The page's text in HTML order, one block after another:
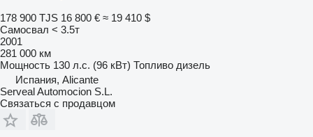
178 900 TJS 16 800 € ≈ 19 410 $
Самосвал < 3.5т
2001
281 000 км
Мощность 130 л.с. (96 кВт) Топливо дизель
Испания, Alicante
Serveal Automocion S.L.
Связаться с продавцом